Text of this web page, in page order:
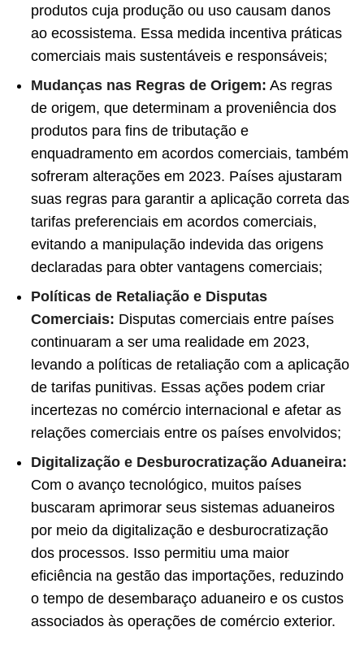
produtos cuja produção ou uso causam danos
ao ecossistema. Essa medida incentiva práticas
comerciais mais sustentáveis e responsáveis;
Mudanças nas Regras de Origem: As regras
de origem, que determinam a proveniência dos
produtos para fins de tributação e
enquadramento em acordos comerciais, também
sofreram alterações em 2023. Países ajustaram
suas regras para garantir a aplicação correta das
tarifas preferenciais em acordos comerciais,
evitando a manipulação indevida das origens
declaradas para obter vantagens comerciais;
Políticas de Retaliação e Disputas
Comerciais: Disputas comerciais entre países
continuaram a ser uma realidade em 2023,
levando a políticas de retaliação com a aplicação
de tarifas punitivas. Essas ações podem criar
incertezas no comércio internacional e afetar as
relações comerciais entre os países envolvidos;
Digitalização e Desburocratização Aduaneira:
Com o avanço tecnológico, muitos países
buscaram aprimorar seus sistemas aduaneiros
por meio da digitalização e desburocratização
dos processos. Isso permitiu uma maior
eficiência na gestão das importações, reduzindo
o tempo de desembaraço aduaneiro e os custos
associados às operações de comércio exterior.